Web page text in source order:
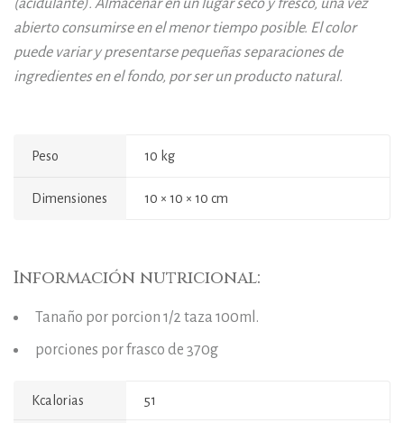
(acidulante). Almacenar en un lugar seco y fresco, una vez
abierto consumirse en el menor tiempo posible. El color
puede variar y presentarsepequeñas separaciones de
ingredientes en el fondo, por ser un producto natural.
Peso 10 kg
Dimensiones 10 × 10 × 10 cm
Información nutricional:
Tanaño por porcion 1/2 taza 100ml.
porciones por frasco de 370g
Kcalorias 51